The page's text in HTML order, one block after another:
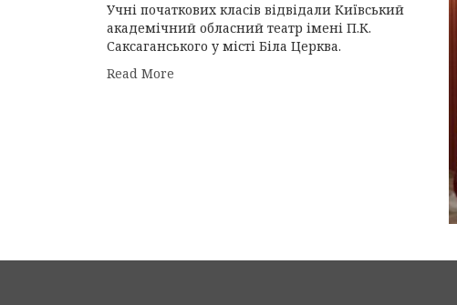
Учні початкових класів відвідали Київський
академічний обласний театр імені П.К.
Саксаганського у місті Біла Церква.
Read More